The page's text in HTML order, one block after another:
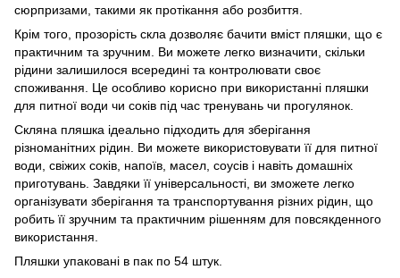
сюрпризами, такими як протікання або розбиття.
Крім того, прозорість скла дозволяє бачити вміст пляшки, що є
практичним та зручним. Ви можете легко визначити, скільки
рідини залишилося всередині та контролювати своє
споживання. Це особливо корисно при використанні пляшки
для питної води чи соків під час тренувань чи прогулянок.
Скляна пляшка ідеально підходить для зберігання
різноманітних рідин. Ви можете використовувати її для питної
води, свіжих соків, напоїв, масел, соусів і навіть домашніх
приготувань. Завдяки її універсальності, ви зможете легко
організувати зберігання та транспортування різних рідин, що
робить її зручним та практичним рішенням для повсякденного
використання.
Пляшки упаковані в пак по 54 штук.